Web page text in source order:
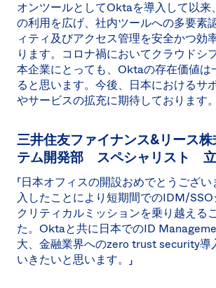
オンツールとしてOktaを導入して以来
の利用を広げ、社内ツールへの多要素
ィティ及びアクセス管理を安全かつ効
ります。コロナ禍においてクラウドシ
本企業にとっても、Oktaの存在価値は
ると思います。今後、日本におけるサ
やサービスの拡充に期待しております。
三井住友ファイナンス&リース
テム開発部 スペシャリスト
「日本オフィスの開設おめでとうござ
入したことにより短期間でのIDM/
クリティカルミッションを乗り越える
た。Oktaと共に日本でのID
大、金融業界へのzero trust security導
いきたいと思います。」